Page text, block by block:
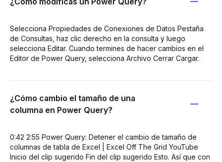
Selecciona Propiedades de Conexiones de Datos Pestaña
de Consultas, haz clic derecho en la consulta y luego
selecciona Editar. Cuando termines de hacer cambios en el
Editor de Power Query, selecciona Archivo Cerrar Cargar.
¿Cómo cambio el tamaño de una
columna en Power Query?
0:42 2:55 Power Query: Detener el cambio de tamaño de
columnas de tabla de Excel | Excel Off The Grid YouTube
Inicio del clip sugerido Fin del clip sugerido Esto. Así que con